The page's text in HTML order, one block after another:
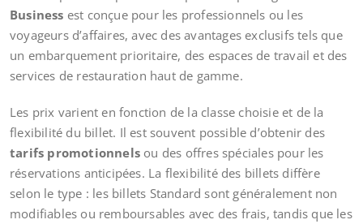
Business est conçue pour les professionnels ou les
voyageurs d’affaires, avec des avantages exclusifs tels que
un embarquement prioritaire, des espaces de travail et des
services de restauration haut de gamme.
Les prix varient en fonction de la classe choisie et de la
flexibilité du billet. Il est souvent possible d’obtenir des
tarifs promotionnels ou des offres spéciales pour les
réservations anticipées. La flexibilité des billets diffère
selon le type : les billets Standard sont généralement non
modifiables ou remboursables avec des frais, tandis que les